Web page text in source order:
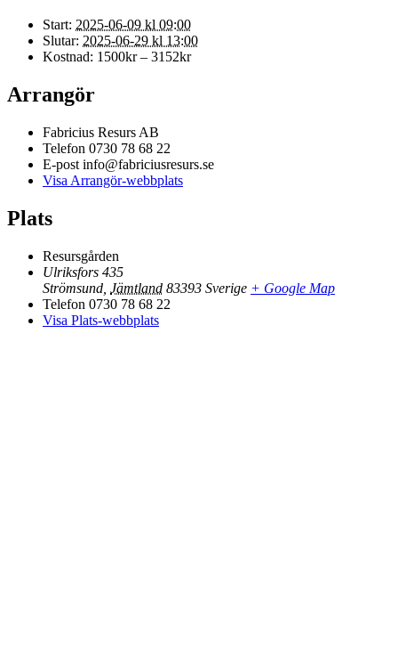
Start: 2025-06-09 kl 09:00
Slutar: 2025-06-29 kl 13:00
Kostnad: 1500kr – 3152kr
Arrangör
Fabricius Resurs AB
Telefon 0730 78 68 22
E-post info@fabriciusresurs.se
Visa Arrangör-webbplats
Plats
Resursgården
Ulriksfors 435
Strömsund Jämtland 83393 Sverige + Google Map
Telefon 0730 78 68 22
Visa Plats-webbplats